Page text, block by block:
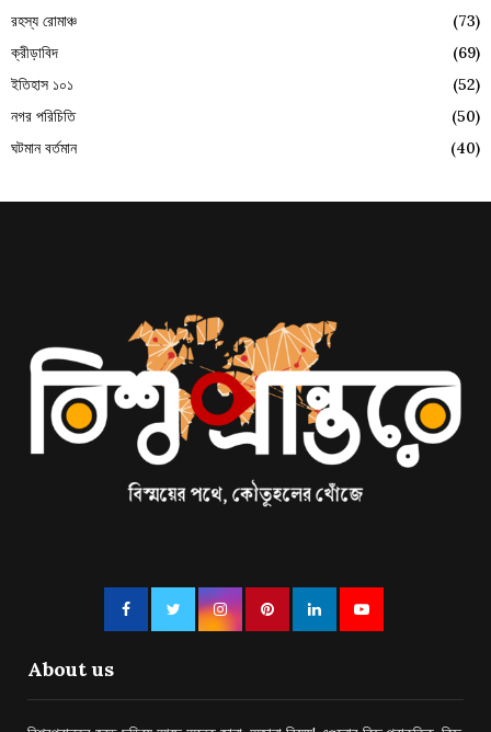
রহস্য রোমাঞ্চ
(73)
ক্রীড়াবিদ
(69)
ইতিহাস ১০১
(52)
নগর পরিচিতি
(50)
ঘটমান বর্তমান
(40)
About us